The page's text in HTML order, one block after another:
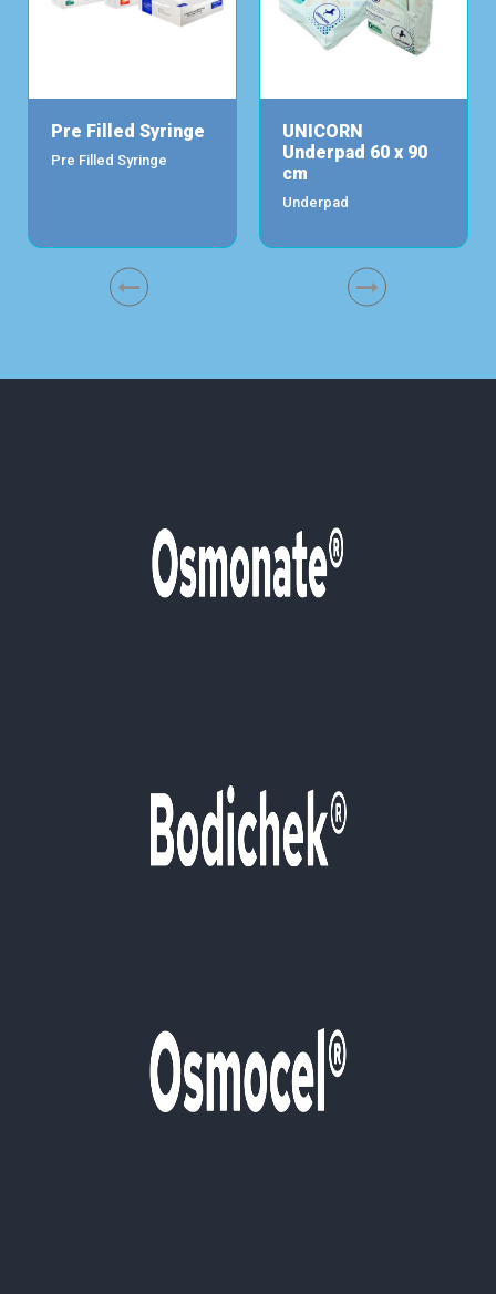
Pre Filled Syringe
Pre Filled Syringe
UNICORN
Underpad 60 x 90
cm
Underpad